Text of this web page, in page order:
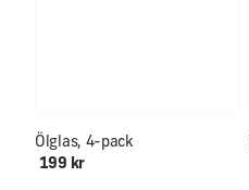
Ölglas, 4-pack
199 kr